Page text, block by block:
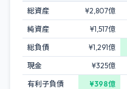
総資産 ¥2,807億
純資産
¥1,517億
総負債
¥1,291億
現金
¥325億
有利子負債
¥398億